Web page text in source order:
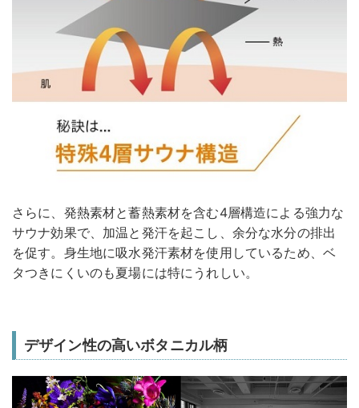
さらに、発熱素材と蓄熱素材を含む4層構造による強力な
サウナ効果で、加温と発汗を起こし、余分な水分の排出
を促す。身生地に吸水発汗素材を使用しているため、ベ
タつきにくいのも夏場には特にうれしい。
デザイン性の高いボタニカル柄